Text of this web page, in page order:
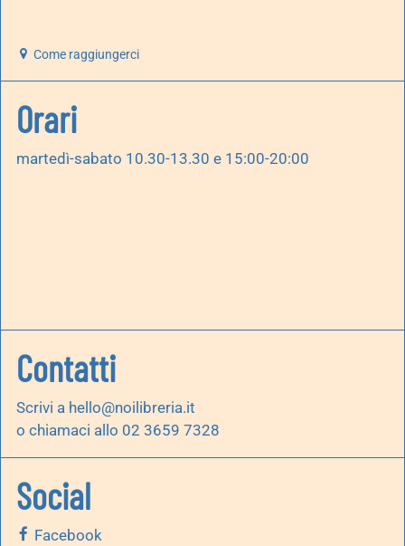
Come raggiungerci
Orari
martedì-sabato 10.30-13.30 e 15:00-20:00
Contatti
Scrivi a hello@noilibreria.it
o chiamaci allo 02 3659 7328
Social
Facebook